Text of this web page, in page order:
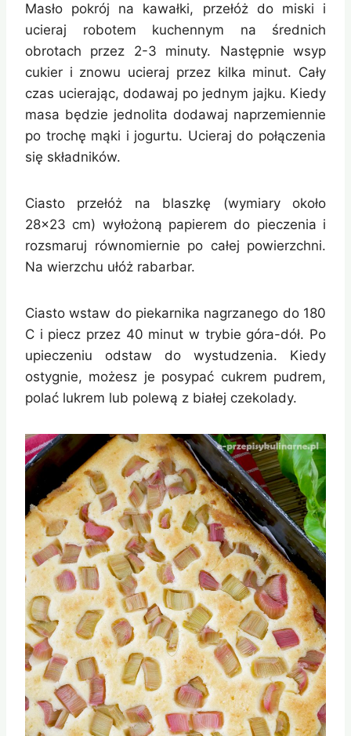
Masło pokrój na kawałki, przełóż do miski i
ucieraj robotem kuchennym na średnich
obrotach przez 2-3 minuty. Następnie wsyp
cukier i znowu ucieraj przez kilka minut. Cały
czas ucierając, dodawaj po jednym jajku. Kiedy
masa będzie jednolita dodawaj naprzemiennie
po trochę mąki i jogurtu. Ucieraj do połączenia
się składników.
Ciasto przełóż na blaszkę (wymiary około
28×23 cm) wyłożoną papierem do pieczenia i
rozsmaruj równomiernie po całej powierzchni.
Na wierzchu ułóż rabarbar.
Ciasto wstaw do piekarnika nagrzanego do 180
C i piecz przez 40 minut w trybie góra-dół. Po
upieczeniu odstaw do wystudzenia. Kiedy
ostygnie, możesz je posypać cukrem pudrem,
polać lukrem lub polewą z białej czekolady.